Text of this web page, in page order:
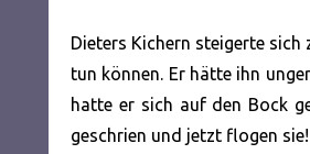
Dieters Kichern steigerte
tun können. Er hätte ihn
hatte er sich auf den Bock
geschrien und jetzt flogen sie!